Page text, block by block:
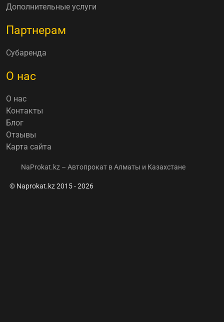
Дополнительные услуги
Партнерам
Субаренда
О нас
О нас
Контакты
Блог
Отзывы
Карта сайта
NaProkat.kz – Автопрокат в Алматы и Казахстане
© Naprokat.kz 2015 - 2026